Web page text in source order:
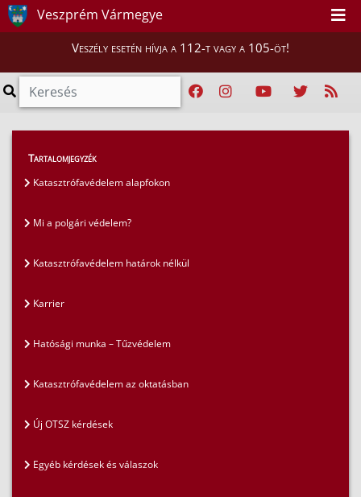
Veszprém Vármegye
Veszély esetén hívja a 112-t vagy a 105-öt!
GYIK > Gyakran ismételt kérdések
Új OTSZ kérdések
Tartalomjegyzék
Katasztrófavédelem alapfokon
Mi a polgári védelem?
Katasztrófavédelem határok nélkül
Karrier
Hatósági munka – Tűzvédelem
Katasztrófavédelem az oktatásban
Új OTSZ kérdések
Egyéb kérdések és válaszok